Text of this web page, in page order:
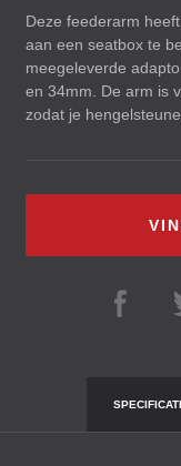
Deze feederarm
aan een seatbox te
meegeleverde
en 34mm. De arm is
zodat je